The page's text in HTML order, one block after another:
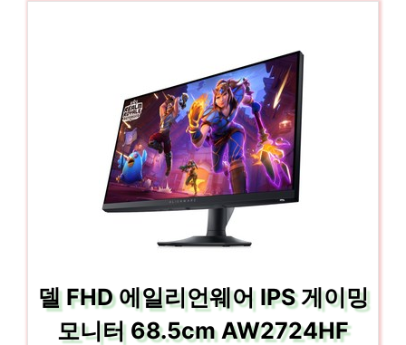
델 FHD 에일리언웨어 IPS 게이밍
모니터 68.5cm AW2724HF